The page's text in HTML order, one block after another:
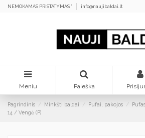
NEMOKAMAS PRISTATYMAS * info@naujibaldai.lt
Meniu Paieška
Pagrindinis Minkšti baldai Pufai, pakojos
14 / Vengė (P)